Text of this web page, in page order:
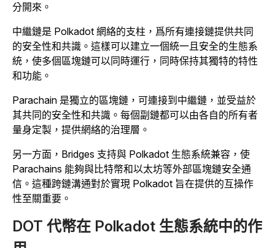
分開來。
中繼鏈是 Polkadot 網絡的支柱，爲所有連接鏈提供共同
的安全性和共識。這樣可以建立一個統一且安全的生態系
統，使多個區塊鏈可以同時運行，同時保持其獨特的特性
和功能。
Parachain 是獨立的區塊鏈，可連接到中繼鏈，並受益於
其共同的安全性和共識。每個副鏈都可以由各自的所有者
量身定製，提供網絡的治理層。
另一方面，Bridges 支持與 Polkadot 生態系統兼容，使
Parachains 能夠與比特幣和以太坊等外部區塊鏈安全通
信。這種跨鏈溝通對於實現 Polkadot 旨在提供的互操作
性至關重要。
DOT 代幣在 Polkadot 生態系統中的作